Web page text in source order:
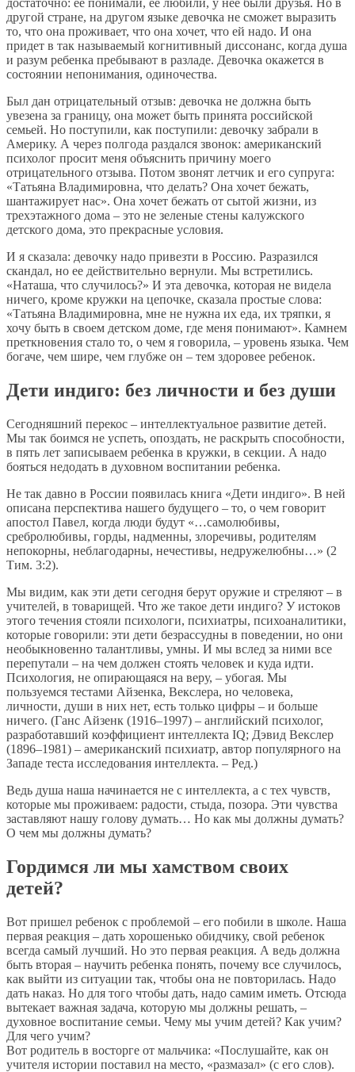
достаточно: ее понимали, ее любили, у нее были друзья. Но в
другой стране, на другом языке девочка не сможет выразить
то, что она проживает, что она хочет, что ей надо. И она
придет в так называемый когнитивный диссонанс, когда душа
и разум ребенка пребывают в разладе. Девочка окажется в
состоянии непонимания, одиночества.
Был дан отрицательный отзыв: девочка не должна быть
увезена за границу, она может быть принята российской
семьей. Но поступили, как поступили: девочку забрали в
Америку. А через полгода раздался звонок: американский
психолог просит меня объяснить причину моего
отрицательного отзыва. Потом звонят летчик и его супруга:
«Татьяна Владимировна, что делать? Она хочет бежать,
шантажирует нас». Она хочет бежать от сытой жизни, из
трехэтажного дома – это не зеленые стены калужского
детского дома, это прекрасные условия.
И я сказала: девочку надо привезти в Россию. Разразился
скандал, но ее действительно вернули. Мы встретились.
«Наташа, что случилось?» И эта девочка, которая не видела
ничего, кроме кружки на цепочке, сказала простые слова:
«Татьяна Владимировна, мне не нужна их еда, их тряпки, я
хочу быть в своем детском доме, где меня понимают». Камнем
преткновения стало то, о чем я говорила, – уровень языка. Чем
богаче, чем шире, чем глубже он – тем здоровее ребенок.
Дети индиго: без личности и без души
Сегодняшний перекос – интеллектуальное развитие детей.
Мы так боимся не успеть, опоздать, не раскрыть способности,
в пять лет записываем ребенка в кружки, в секции. А надо
бояться недодать в духовном воспитании ребенка.
Не так давно в России появилась книга «Дети индиго». В ней
описана перспектива нашего будущего – то, о чем говорит
апостол Павел, когда люди будут «…самолюбивы,
сребролюбивы, горды, надменны, злоречивы, родителям
непокорны, неблагодарны, нечестивы, недружелюбны…» (2
Тим. 3:2).
Мы видим, как эти дети сегодня берут оружие и стреляют – в
учителей, в товарищей. Что же такое дети индиго? У истоков
этого течения стояли психологи, психиатры, психоаналитики,
которые говорили: эти дети безрассудны в поведении, но они
необыкновенно талантливы, умны. И мы вслед за ними все
перепутали – на чем должен стоять человек и куда идти.
Психология, не опирающаяся на веру, – убогая. Мы
пользуемся тестами Айзенка, Векслера, но человека,
личности, души в них нет, есть только цифры – и больше
ничего. (Ганс Айзенк (1916–1997) – английский психолог,
разработавший коэффициент интеллекта IQ; Дэвид Векслер
(1896–1981) – американский психиатр, автор популярного на
Западе теста исследования интеллекта. – Ред.)
Ведь душа наша начинается не с интеллекта, а с тех чувств,
которые мы проживаем: радости, стыда, позора. Эти чувства
заставляют нашу голову думать… Но как мы должны думать?
О чем мы должны думать?
Гордимся ли мы хамством своих
детей?
Вот пришел ребенок с проблемой – его побили в школе. Наша
первая реакция – дать хорошенько обидчику, свой ребенок
всегда самый лучший. Но это первая реакция. А ведь должна
быть вторая – научить ребенка понять, почему все случилось,
как выйти из ситуации так, чтобы она не повторилась. Надо
дать наказ. Но для того чтобы дать, надо самим иметь. Отсюда
вытекает важная задача, которую мы должны решать, –
духовное воспитание семьи. Чему мы учим детей? Как учим?
Для чего учим?
Вот родитель в восторге от мальчика: «Послушайте, как он
учителя истории поставил на место, «размазал» (с его слов).